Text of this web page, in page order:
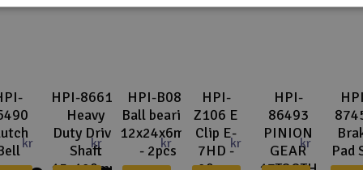
kr
HPI-86610
Heavy
Duty Drive
Shaft
kr
HPI-B089
Ball bearing
12x24x6mm
- 2pcs
kr
HPI-
Z106 E
Clip E-
7HD -kr
HPI-
86493
PINION
GEARkr
Pad